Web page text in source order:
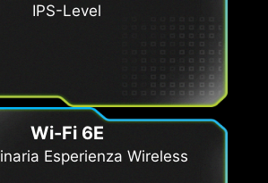
IPS-Level
Wi-Fi 6E
Esperienza Wireless